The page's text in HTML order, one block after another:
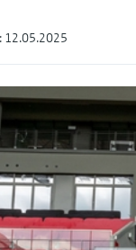
12.05.2025